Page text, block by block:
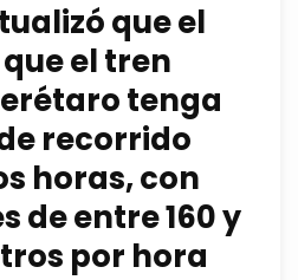
que el
el tren
tenga
recorrido
horas, con
de entre 160 y
por hora